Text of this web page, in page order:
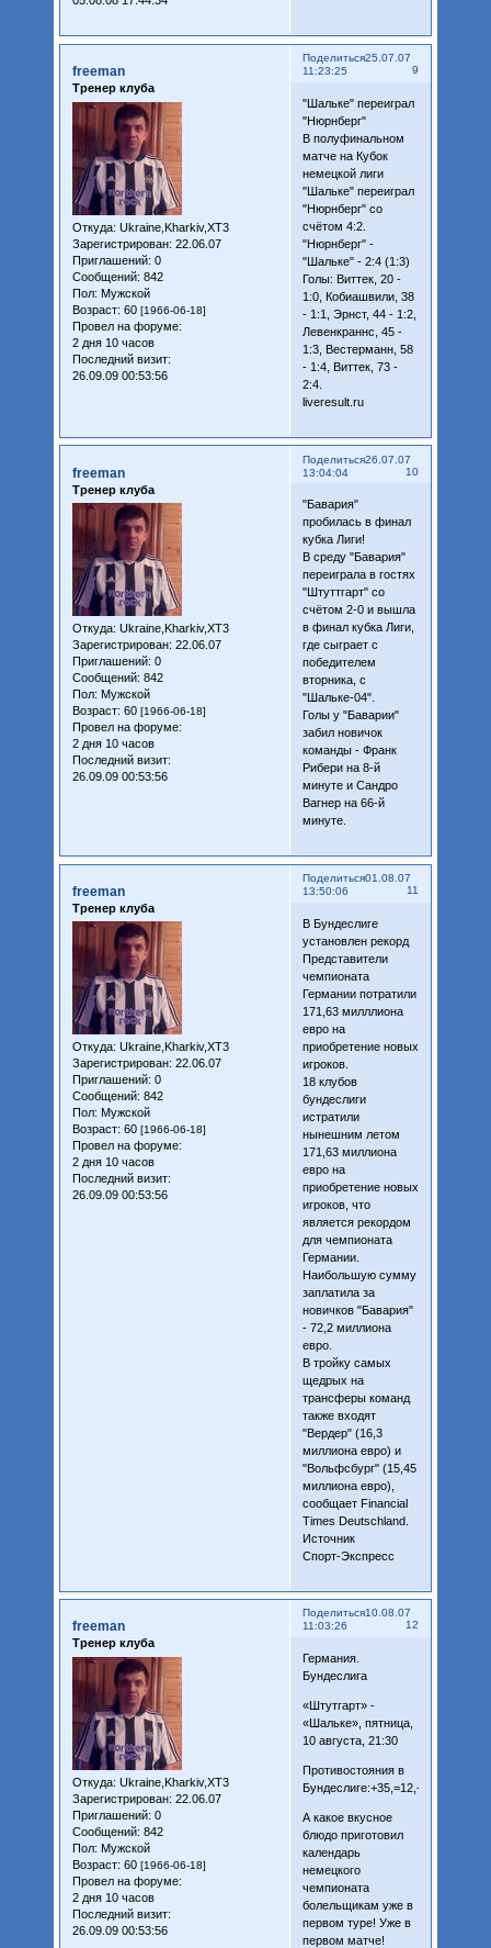
Поделиться
9
25.07.07
11:23:25
freeman
Тренер клуба
Откуда: Ukraine,Kharkiv,XT3
Зарегистрирован: 22.06.07
Приглашений: 0
Сообщений: 842
Пол: Мужской
Возраст: 60 [1966-06-18]
Провел на форуме:
2 дня 10 часов
Последний визит:
26.09.09 00:53:56
"Шальке" переиграл
"Нюрнберг"
В полуфинальном
матче на Кубок
немецкой лиги
"Шальке" переиграл
"Нюрнберг" со
счётом 4:2.
"Нюрнберг" -
"Шальке" - 2:4 (1:3)
Голы: Виттек, 20 -
1:0, Кобиашвили, 38
- 1:1, Эрнст, 44 - 1:2,
Левенкраннс, 45 -
1:3, Вестерманн, 58
- 1:4, Виттек, 73 -
2:4.
liveresult.ru
Поделиться
10
26.07.07
13:04:04
freeman
Тренер клуба
Откуда: Ukraine,Kharkiv,XT3
Зарегистрирован: 22.06.07
Приглашений: 0
Сообщений: 842
Пол: Мужской
Возраст: 60 [1966-06-18]
Провел на форуме:
2 дня 10 часов
Последний визит:
26.09.09 00:53:56
"Бавария"
пробилась в финал
кубка Лиги!
В среду "Бавария"
переиграла в гостях
"Штуттгарт" со
счётом 2-0 и вышла
в финал кубка Лиги,
где сыграет с
победителем
вторника, с
"Шальке-04".
Голы у "Баварии"
забил новичок
команды - Франк
Рибери на 8-й
минуте и Сандро
Вагнер на 66-й
минуте.
Поделиться
11
01.08.07
13:50:06
freeman
Тренер клуба
Откуда: Ukraine,Kharkiv,XT3
Зарегистрирован: 22.06.07
Приглашений: 0
Сообщений: 842
Пол: Мужской
Возраст: 60 [1966-06-18]
Провел на форуме:
2 дня 10 часов
Последний визит:
26.09.09 00:53:56
В Бундеслиге
установлен рекорд
Представители
чемпионата
Германии потратили
171,63 милллиона
евро на
приобретение новых
игроков.
18 клубов
бундеслиги
истратили
нынешним летом
171,63 миллиона
евро на
приобретение новых
игроков, что
является рекордом
для чемпионата
Германии.
Наибольшую сумму
заплатила за
новичков "Бавария"
- 72,2 миллиона
евро.
В тройку самых
щедрых на
трансферы команд
также входят
"Вердер" (16,3
миллиона евро) и
"Вольфсбург" (15,45
миллиона евро),
сообщает Financial
Times Deutschland.
Источник
Спорт-Экспресс
Поделиться
12
10.08.07
11:03:26
freeman
Тренер клуба
Откуда: Ukraine,Kharkiv,XT3
Зарегистрирован: 22.06.07
Приглашений: 0
Сообщений: 842
Пол: Мужской
Возраст: 60 [1966-06-18]
Провел на форуме:
2 дня 10 часов
Последний визит:
26.09.09 00:53:56
Германия.
Бундеслига
«Штутгарт» -
«Шальке», пятница,
10 августа, 21:30
Противостояния в
Бундеслиге:+35,=12,-27
А какое вкусное
блюдо приготовил
календарь
немецкого
чемпионата
болельщикам уже в
первом туре! Уже в
первом матче!